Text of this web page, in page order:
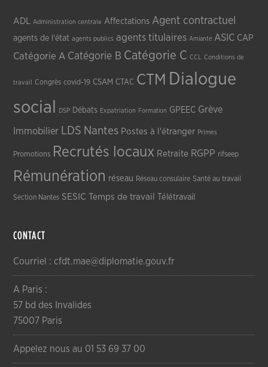
ADL Administration centrale Affectations Agent contractuel
agents de l'état agents publics agents titulaires Amiante ASIC CAP
Catégorie A Catégorie B Catégorie C CCL Conditions de
travail Congrès covid-19 CSAM CTAC CTM Dialogue
social
DSP Débats Expatriation Formation GPEEC Grève
Immobilier LDS Nantes Postes à l'étranger Primes
Promotions Recrutés locaux Retraite RGPP rifseep
Rémunération réseau Réseau consulaire Santé au travail
Section Nantes SESIC Temps de travail Télétravail
CONTACT
Courriel : cfdt.mae@diplomatie.gouv.fr
A Paris :
57 bd des Invalides
75007 Paris
Appelez nous au 01 53 69 37 00